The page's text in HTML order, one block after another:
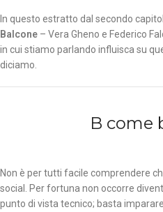
In questo estratto dal secondo
Balcone – Vera Gheno e Federico
in cui stiamo parlando influisca su
diciamo.
B come
Non è per tutti facile comprendere
social. Per fortuna non occorre
punto di vista tecnico; basta